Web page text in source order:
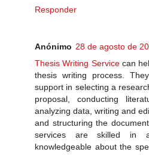
Responder
Anónimo 28 de agosto de
Thesis Writing Servicecan
thesis writing process.
support in selecting a
proposal, conducting
analyzing data, writing and
and structuring the
services are skilled in
knowledgeable about the